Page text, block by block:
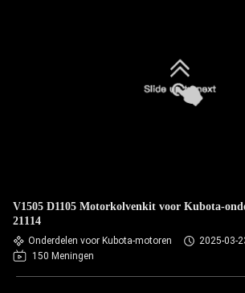
V1505 D1105 Motorkolvenkit voor Kubota-
21114
Onderdelen voor Kubota-motoren
2025-03-
150 Meningen